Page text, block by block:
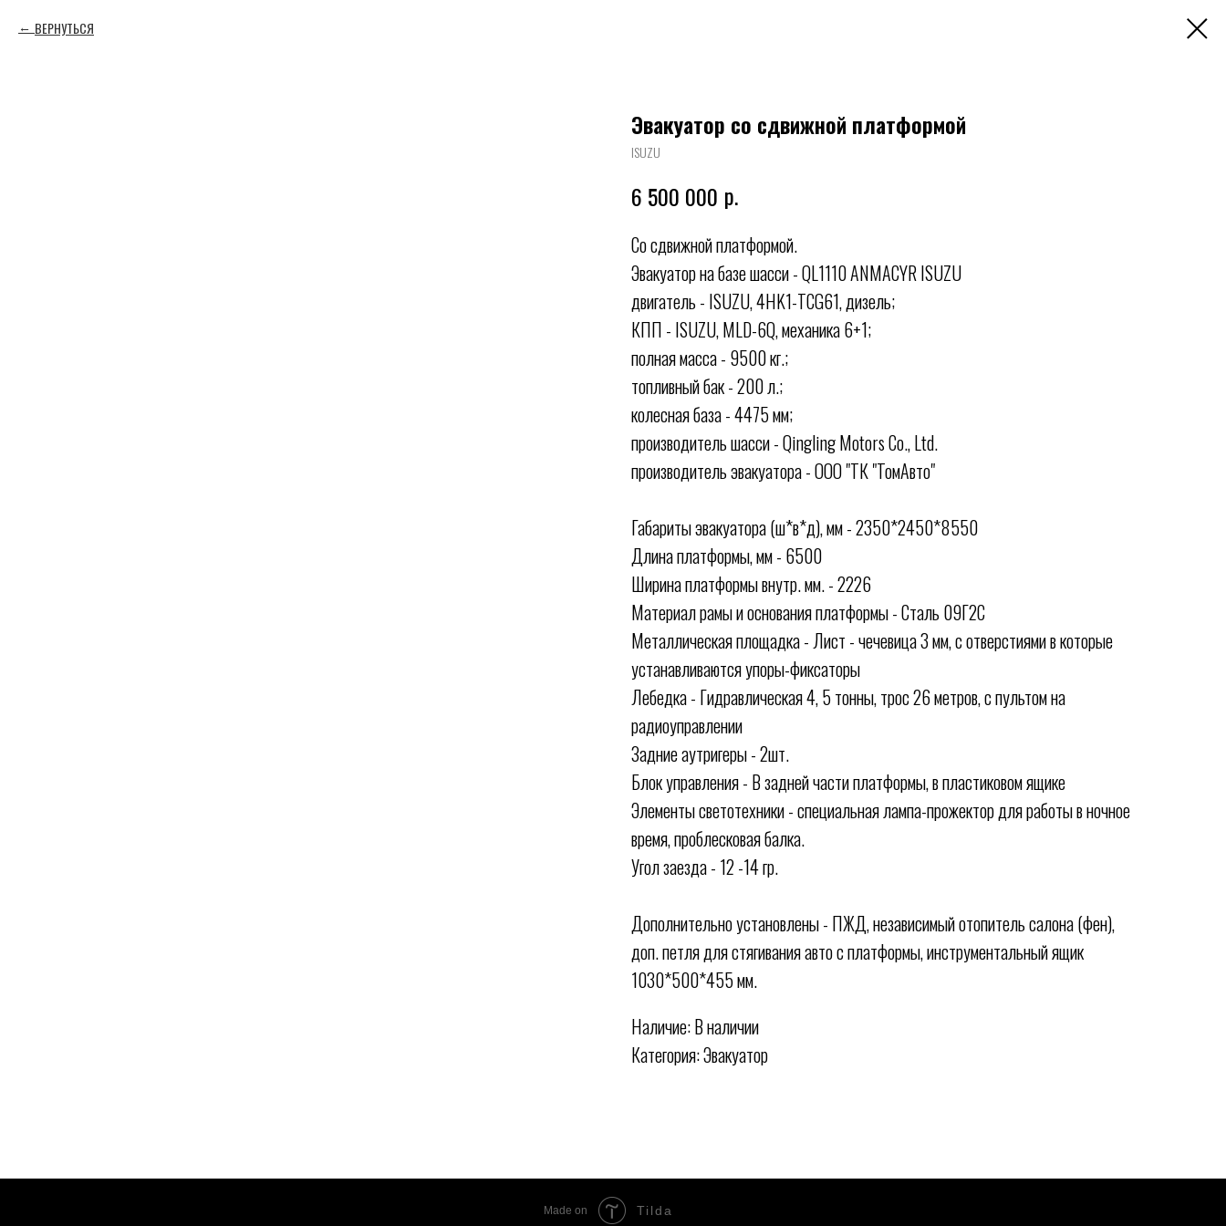
ВЕРНУТЬСЯ
Эвакуатор со сдвижной платформой
ISUZU
6 500 000 р.
Со сдвижной платформой.
Эвакуатор на базе шасси - QL1110 ANMACYR ISUZU
двигатель - ISUZU, 4HK1-TCG61, дизель;
КПП - ISUZU, MLD-6Q, механика 6+1;
полная масса - 9500 кг.;
топливный бак - 200 л.;
колесная база - 4475 мм;
производитель шасси - Qingling Motors Co., Ltd.
производитель эвакуатора - ООО "ТК "ТомАвто"
Габариты эвакуатора (ш*в*д), мм - 2350*2450*8550
Длина платформы, мм - 6500
Ширина платформы внутр. мм. - 2226
Материал рамы и основания платформы - Сталь 09Г2С
Металлическая площадка - Лист - чечевица 3 мм, с отверстиями в которые
устанавливаются упоры-фиксаторы
Лебедка - Гидравлическая 4, 5 тонны, трос 26 метров, с пультом на
радиоуправлении
Задние аутригеры - 2шт.
Блок управления - В задней части платформы, в пластиковом ящике
Элементы светотехники - специальная лампа-прожектор для работы в ночное
время, проблесковая балка.
Угол заезда - 12 -14 гр.
Дополнительно установлены - ПЖД, независимый отопитель салона (фен),
доп. петля для стягивания авто с платформы, инструментальный ящик
1030*500*455 мм.
Наличие: В наличии
Категория: Эвакуатор
Made on Tilda